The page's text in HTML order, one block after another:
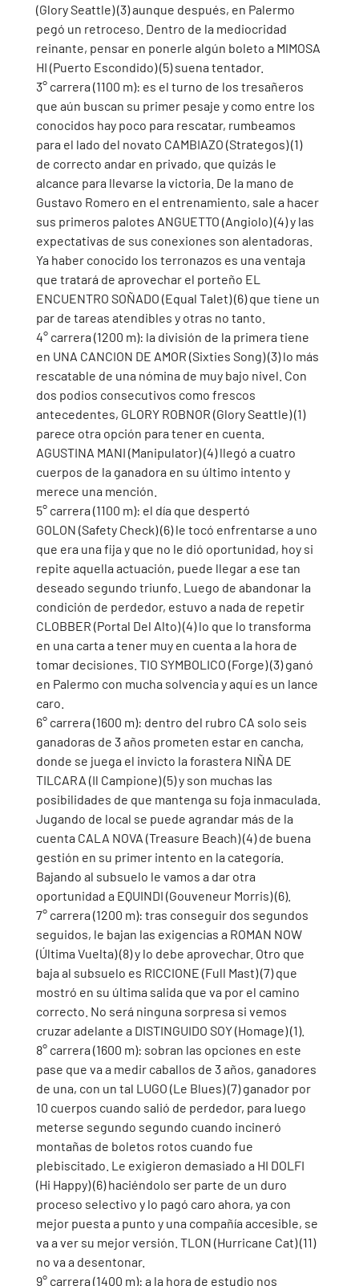
(Glory Seattle) (3) aunque después, en Palermo
pegó un retroceso. Dentro de la mediocridad
reinante, pensar en ponerle algún boleto a MIMOSA
HI (Puerto Escondido) (5) suena tentador.
3° carrera (1100 m): es el turno de los tresañeros
que aún buscan su primer pesaje y como entre los
conocidos hay poco para rescatar, rumbeamos
para el lado del novato CAMBIAZO (Strategos) (1)
de correcto andar en privado, que quizás le
alcance para llevarse la victoria. De la mano de
Gustavo Romero en el entrenamiento, sale a hacer
sus primeros palotes ANGUETTO (Angiolo) (4) y las
expectativas de sus conexiones son alentadoras.
Ya haber conocido los terronazos es una ventaja
que tratará de aprovechar el porteño EL
ENCUENTRO SOÑADO (Equal Talet) (6) que tiene un
par de tareas atendibles y otras no tanto.
4° carrera (1200 m): la división de la primera tiene
en UNA CANCION DE AMOR (Sixties Song) (3) lo más
rescatable de una nómina de muy bajo nivel. Con
dos podios consecutivos como frescos
antecedentes, GLORY ROBNOR (Glory Seattle) (1)
parece otra opción para tener en cuenta.
AGUSTINA MANI (Manipulator) (4) llegó a cuatro
cuerpos de la ganadora en su último intento y
merece una mención.
5° carrera (1100 m): el día que despertó
GOLON (Safety Check) (6) le tocó enfrentarse a uno
que era una fija y que no le dió oportunidad, hoy si
repite aquella actuación, puede llegar a ese tan
deseado segundo triunfo. Luego de abandonar la
condición de perdedor, estuvo a nada de repetir
CLOBBER (Portal Del Alto) (4) lo que lo transforma
en una carta a tener muy en cuenta a la hora de
tomar decisiones. TIO SYMBOLICO (Forge) (3) ganó
en Palermo con mucha solvencia y aquí es un lance
caro.
6° carrera (1600 m): dentro del rubro CA solo seis
ganadoras de 3 años prometen estar en cancha,
donde se juega el invicto la forastera NIÑA DE
TILCARA (Il Campione) (5) y son muchas las
posibilidades de que mantenga su foja inmaculada.
Jugando de local se puede agrandar más de la
cuenta CALA NOVA (Treasure Beach) (4) de buena
gestión en su primer intento en la categoría.
Bajando al subsuelo le vamos a dar otra
oportunidad a EQUINDI (Gouveneur Morris) (6).
7° carrera (1200 m): tras conseguir dos segundos
seguidos, le bajan las exigencias a ROMAN NOW
(Última Vuelta) (8) y lo debe aprovechar. Otro que
baja al subsuelo es RICCIONE (Full Mast) (7) que
mostró en su última salida que va por el camino
correcto. No será ninguna sorpresa si vemos
cruzar adelante a DISTINGUIDO SOY (Homage) (1).
8° carrera (1600 m): sobran las opciones en este
pase que va a medir caballos de 3 años, ganadores
de una, con un tal LUGO (Le Blues) (7) ganador por
10 cuerpos cuando salió de perdedor, para luego
meterse segundo segundo cuando incineró
montañas de boletos rotos cuando fue
plebiscitado. Le exigieron demasiado a HI DOLFI
(Hi Happy) (6) haciéndolo ser parte de un duro
proceso selectivo y lo pagó caro ahora, ya con
mejor puesta a punto y una compañía accesible, se
va a ver su mejor versión. TLON (Hurricane Cat) (11)
no va a desentonar.
9° carrera (1400 m): a la hora de estudio nos